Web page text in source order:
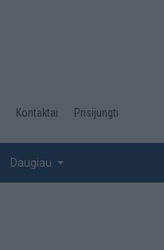
Kontaktai Prisijungti
Daugiau